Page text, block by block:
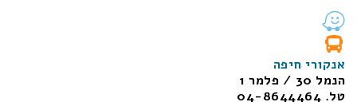
אנקורי חיפה
הנמל 30 / פלמר 1
טל. 04-8644464